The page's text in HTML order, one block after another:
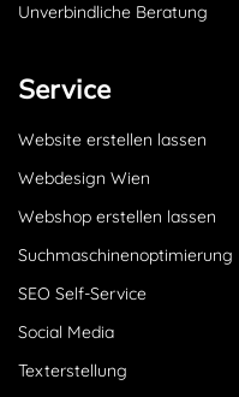
Unverbindliche Beratung
Service
Website erstellen lassen
Webdesign Wien
Webshop erstellen lassen
Suchmaschinenoptimierung
SEO Self-Service
Social Media
Texterstellung